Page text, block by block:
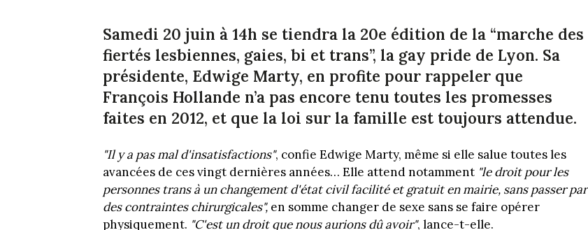
Samedi 20 juin à 14h se tiendra la 20e édition de la “marche des
fiertés lesbiennes, gaies, bi et trans”, la gay pride de Lyon. Sa
présidente, Edwige Marty, en profite pour rappeler que
François Hollande n’a pas encore tenu toutes les promesses
faites en 2012, et que la loi sur la famille est toujours attendue.
"Il y a pas mal d'insatisfactions", confie Edwige Marty, même si elle salue toutes les
avancées de ces vingt dernières années… Elle attend notamment "le droit pour les
personnes trans à un changement d'état civil facilité et gratuit en mairie, sans passer par
des contraintes chirurgicales", en somme changer de sexe sans se faire opérer
physiquement. "C'est un droit que nous aurions dû avoir", lance-t-elle.